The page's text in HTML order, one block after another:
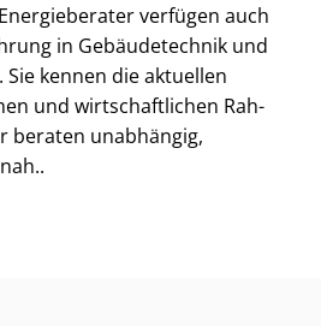
verfügen auch
in Gebäudetechnik und
kennen die aktuellen
und wirt­schaft­li­chen Rah­
beraten unabhängig,